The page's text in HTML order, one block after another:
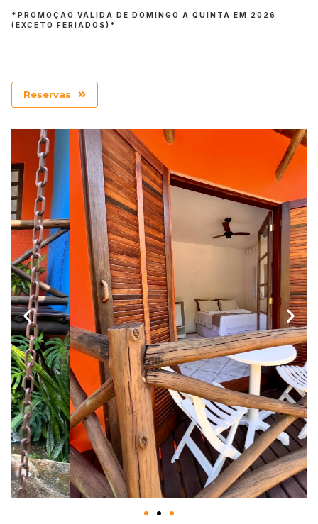
*PROMOÇÃO VÁLIDA DE DOMINGO A QUINTA EM 2026
(EXCETO FERIADOS)*
Reservas